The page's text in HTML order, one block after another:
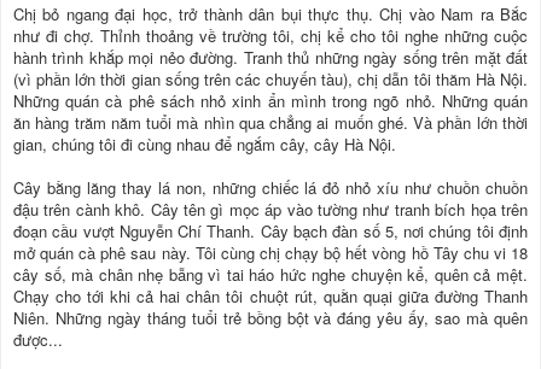
Chị bỏ ngang đại học, trở thành dân bụi thực thụ. Chị vào Nam ra Bắc
như đi chợ. Thỉnh thoảng về trường tôi, chị kể cho tôi nghe những cuộc
hành trình khắp mọi nẻo đường. Tranh thủ những ngày sống trên mặt đất
(vì phần lớn thời gian sống trên các chuyến tàu), chị dẫn tôi thăm Hà Nội.
Những quán cà phê sách nhỏ xinh ẩn mình trong ngõ nhỏ. Những quán
ăn hàng trăm năm tuổi mà nhìn qua chẳng ai muốn ghé. Và phần lớn thời
gian, chúng tôi đi cùng nhau để ngắm cây, cây Hà Nội.
Cây bằng lăng thay lá non, những chiếc lá đỏ nhỏ xíu như chuồn chuồn
đậu trên cành khô. Cây tên gì mọc áp vào tường như tranh bích họa trên
đoạn cầu vượt Nguyễn Chí Thanh. Cây bạch đàn số 5, nơi chúng tôi định
mở quán cà phê sau này. Tôi cùng chị chạy bộ hết vòng hồ Tây chu vi 18
cây số, mà chân nhẹ bẫng vì tai háo hức nghe chuyện kể, quên cả mệt.
Chạy cho tới khi cả hai chân tôi chuột rút, quằn quại giữa đường Thanh
Niên. Những ngày tháng tuổi trẻ bồng bột và đáng yêu ấy, sao mà quên
được...